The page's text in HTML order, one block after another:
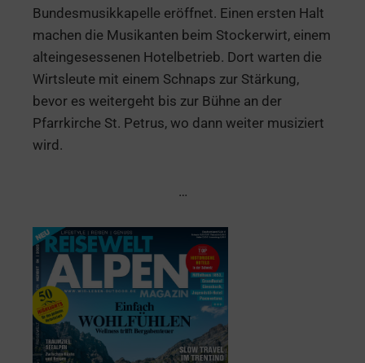
Bundesmusikkapelle eröffnet. Einen ersten Halt
machen die Musikanten beim Stockerwirt, einem
alteingesessenen Hotelbetrieb. Dort warten die
Wirtsleute mit einem Schnaps zur Stärkung,
bevor es weitergeht bis zur Bühne an der
Pfarrkirche St. Petrus, wo dann weiter musiziert
wird.
…